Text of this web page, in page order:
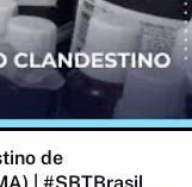
de